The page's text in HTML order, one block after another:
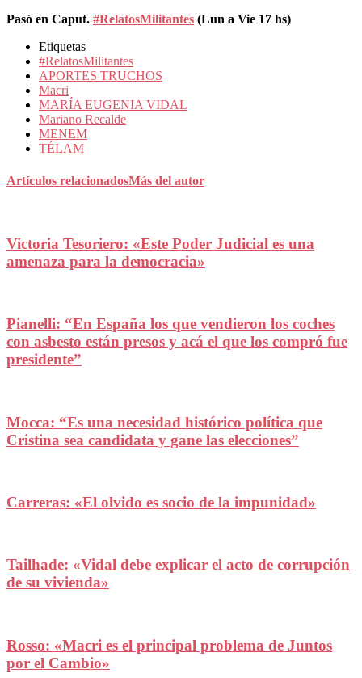
Pasó en Caput. #RelatosMilitantes (Lun a Vie 17 hs)
Etiquetas
#RelatosMilitantes
APORTES TRUCHOS
Macri
MARÍA EUGENIA VIDAL
Mariano Recalde
MENEM
TÉLAM
Artículos relacionadosMás del autor
Victoria Tesoriero: «Este Poder Judicial es una
amenaza para la democracia»
Pianelli: “En España los que vendieron los coches
con asbesto están presos y acá el que los compró fue
presidente”
Mocca: “Es una necesidad histórico política que
Cristina sea candidata y gane las elecciones”
Carreras: «El olvido es socio de la impunidad»
Tailhade: «Vidal debe explicar el acto de corrupción
de su vivienda»
Rosso: «Macri es el principal problema de Juntos
por el Cambio»